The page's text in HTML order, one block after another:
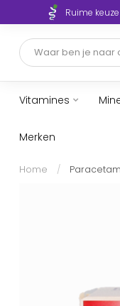
Ruime
Vitamines
Merken
Home /